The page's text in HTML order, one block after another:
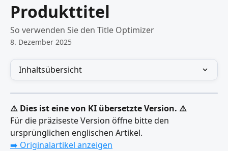
Produkttitel
So verwenden Sie den Title Optimizer
8. Dezember 2025
Inhaltsübersicht
⚠️ Dies ist eine von KI übersetzte Version. ⚠️
Für die präziseste Version öffne bitte den
ursprünglichen englischen Artikel.
➡️ Originalartikel anzeigen